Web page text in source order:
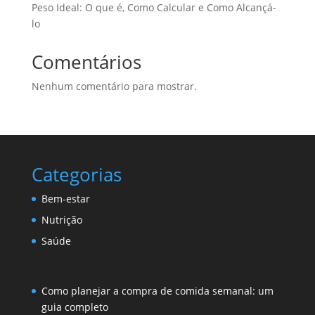
Peso Ideal: O que é, Como Calcular e Como Alcançá-
lo
Comentários
Nenhum comentário para mostrar.
Categorias
Bem-estar
Nutrição
Saúde
Como planejar a compra de comida semanal: um
guia completo